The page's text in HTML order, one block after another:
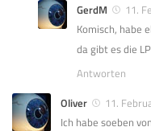
GerdM
11.
Komisch, habe
da gibt es die
Antworten
Oliver
11.
Ich habe soeben